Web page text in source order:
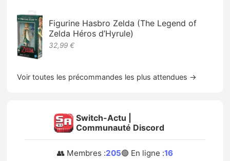
Figurine Hasbro Zelda (The Legend of
Zelda Héros d’Hyrule)
32,99 €
Voir toutes les précommandes les plus attendues →
Switch-Actu |
Communauté Discord
👥 Membres :205🟢 En ligne :16